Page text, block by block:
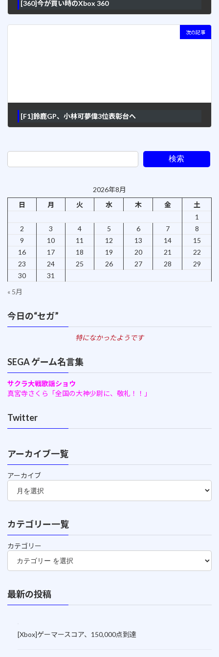
[360]今が買い時のXbox 360
次の記事
[F1]鈴鹿GP、小林可夢偉3位表彰台へ
検索
2026年8月
日
月 火 水 木 金
土
1
2
3 4 5 6 7
8
9
10 11 12 13 14
15
16
17 18 19 20 21
22
23
24 25 26 27 28
29
30
31
« 5月
今日の“セガ”
特になかったようです
SEGA ゲーム名言集
サクラ大戦歌謡ショウ
真宮寺さくら「全国の大神少尉に、敬礼！！」
Twitter
アーカイブ一覧
アーカイブ
カテゴリー一覧
カテゴリー
最新の投稿
[Xbox]ゲーマースコア、150,000点到達